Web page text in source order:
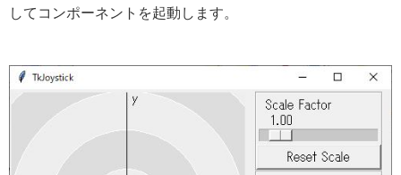
してコンポーネントを起動します。